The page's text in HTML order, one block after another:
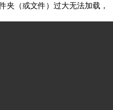
夹（或文件）过大无法加载，